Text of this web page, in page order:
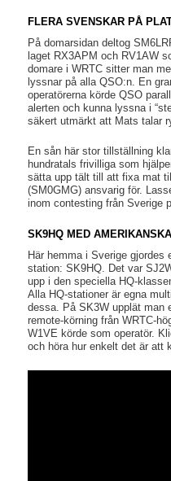
FLERA SVENSKAR PÅ
På domarsidan deltog
laget RX3APM och RV1AW
domare i WRTC sitter man
lyssnar på alla QSO:n. En
operatörerna körde QSO
alerten och kunna lyssna i
säkert utmärkt att Mats talar
En sån här stor tillställning
hundratals frivilliga som
sätta upp tält till att fixa mat
(SM0GMG) ansvarig för.
inom contesting från Sverige
SK9HQ MED
Här hemma i Sverige gjordes
station: SK9HQ. Det var
upp i den speciella HQ-
Alla HQ-stationer är egna
dessa. På SK3W upplät man
remote-körning från WRTC-
W1VE körde som operatör.
och höra hur enkelt det är att